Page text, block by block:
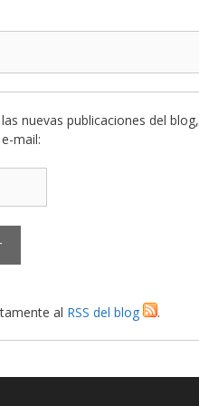
nuevas publicaciones del blog,
mail:
al RSS del blog .